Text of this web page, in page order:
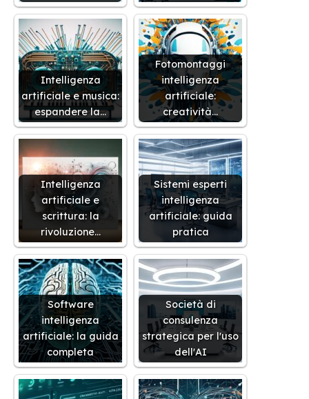
Intelligenza
artificiale e musica:
espandere la…
Fotomontaggi
intelligenza
artificiale:
creatività…
Intelligenza
artificiale e
scrittura: la
rivoluzione…
Sistemi esperti
intelligenza
artificiale: guida
pratica
Software
intelligenza
artificiale: la guida
completa
Società di
consulenza
strategica per l'uso
dell'AI